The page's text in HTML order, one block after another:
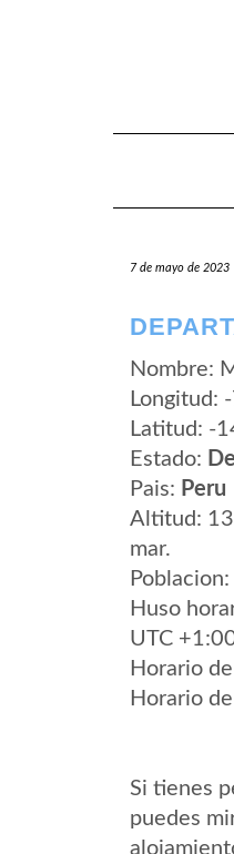
7 de mayo de 2023
Nombre:
Longitud:
Latitud: -
Estado:
Pais: Peru
Altitud:
mar.
Huso
UTC
Horario
Horario
Si tienes
puedes